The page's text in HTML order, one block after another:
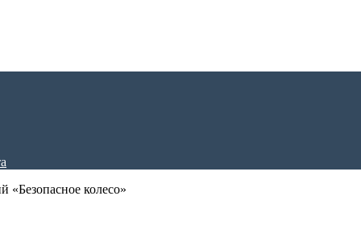
«Безопасное колесо»